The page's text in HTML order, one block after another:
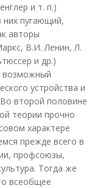
и т. п.)
них пугающий,
авторы
В.И. Ленин, Л.
и др.)
возможный
устройства и
второй половине
теории прочно
характере
прежде всего в
профсоюзы,
Тогда же
всеобщее